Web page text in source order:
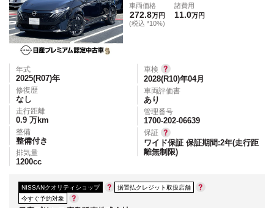
車両価格
272.8万円
(税込 *10%)
諸費用
11.0万円
年式
2025(R07)年
修復歴
なし
走行距離
0.9 万km
整備
整備付き
排気量
1200cc
車検
2028(R10)年04月
車両評価書
あり
管理番号
1700-202-06639
保証
ワイド保証 保証期間:2年(走行距
離無制限)
NISSANクオリティショップ
据置払クレジット取扱店舗
今すぐ予約対象